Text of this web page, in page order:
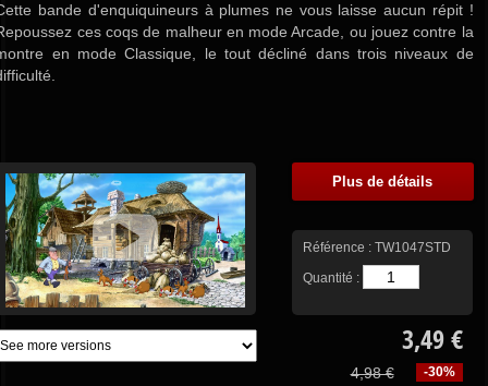
bande d'enquiquineurs à plumes ne vous laisse aucun répit !
ces coqs de malheur en mode Arcade, ou jouez contre la
en mode Classique, le tout décliné dans trois niveaux de
Plus de détails
Référence : TW1047STD
Quantité :
3,49 €
-30%
4,98 €